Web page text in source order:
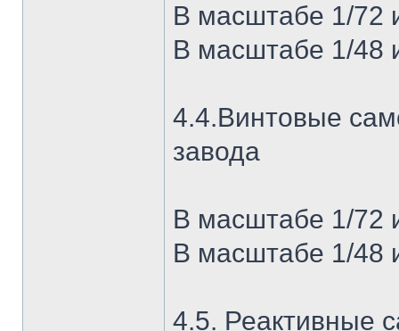
В масштабе 1/72
В масштабе 1/48
4.4.Винтовые
завода
В масштабе 1/72
В масштабе 1/48
4.5. Реактивные